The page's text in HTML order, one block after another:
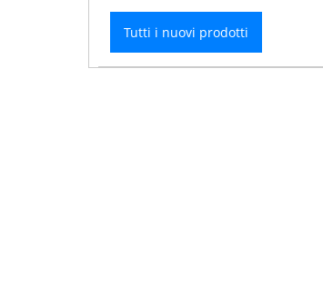
Tutti i nuovi prodotti